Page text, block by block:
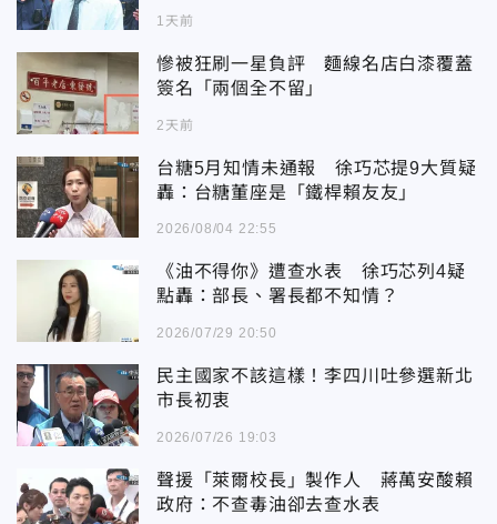
1天前
慘被狂刷一星負評 麵線名店白漆覆蓋
簽名「兩個全不留」
2天前
台糖5月知情未通報 徐巧芯提9大質疑
轟：台糖董座是「鐵桿賴友友」
2026/08/04 22:55
《油不得你》遭查水表 徐巧芯列4疑
點轟：部長、署長都不知情？
2026/07/29 20:50
民主國家不該這樣！李四川吐參選新北
市長初衷
2026/07/26 19:03
聲援「萊爾校長」製作人 蔣萬安酸賴
政府：不查毒油卻去查水表